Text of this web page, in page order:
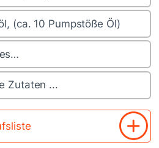
(ca. 10 Pumpstöße Öl)
Zutaten ...